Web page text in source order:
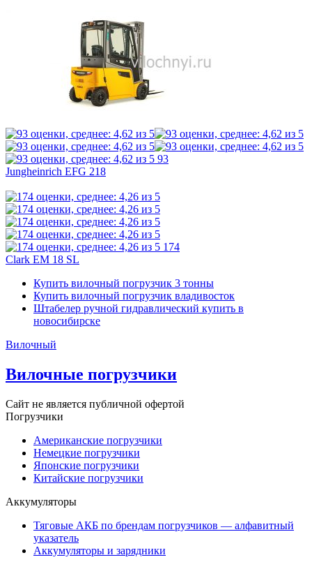
93
Jungheinrich EFG 218
174
Clark EM 18 SL
Купить вилочный погрузчик 3 тонны
Купить вилочный погрузчик владивосток
Штабелер ручной гидравлический купить в
новосибирске
Вилочный
Вилочные погрузчики
Сайт не является публичной офертой
Погрузчики
Американские погрузчики
Немецкие погрузчики
Японские погрузчики
Китайские погрузчики
Аккумуляторы
Тяговые АКБ по брендам погрузчиков — алфавитный
указатель
Аккумуляторы и зарядники